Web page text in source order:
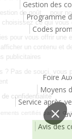
Gestion des
Programme
Codes
Foire
Moyens
Service après-
Vos
Avis des
Le confort , c'est
pour nos cookies !
Nous utilisons des
navigation
personnalisées à
Besoin de changer
préférences à tout
Consulter notre
Je choisis